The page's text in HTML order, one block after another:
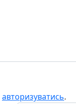
авторизуватись.